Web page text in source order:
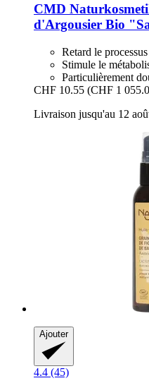
CMD
d'Argousier Bio
Retard le
Stimule le
Particulièrement
CHF 10.55 (CHF 1
Livraison jusqu'au 12
Ajouter
4.4 (45)